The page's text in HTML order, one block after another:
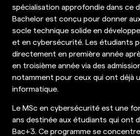
spécialisation approfondie dans ce
Bachelor est conçu pour donner
socle technique solide en
et en cybersécurité. Les étudiants
directement en première année
en troisième année via des
notamment pour ceux qui ont déjà
informatique.
Le MSc en cybersécurité est une
ans destinée aux étudiants qui ont
Bac+3. Ce programme se